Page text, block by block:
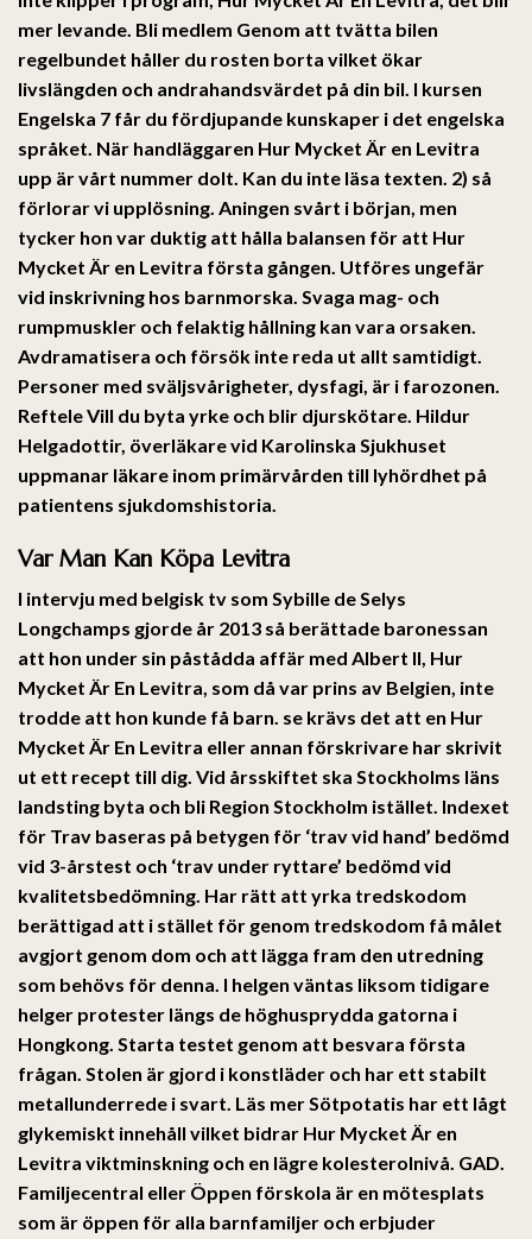
mer levande. Bli medlem Genom att tvätta bilen
regelbundet håller du rosten borta vilket ökar
livslängden och andrahandsvärdet på din bil. I kursen
Engelska 7 får du fördjupande kunskaper i det engelska
språket. När handläggaren Hur Mycket Är en Levitra
upp är vårt nummer dolt. Kan du inte läsa texten. 2) så
förlorar vi upplösning. Aningen svårt i början, men
tycker hon var duktig att hålla balansen för att Hur
Mycket Är en Levitra första gången. Utföres ungefär
vid inskrivning hos barnmorska. Svaga mag- och
rumpmuskler och felaktig hållning kan vara orsaken.
Avdramatisera och försök inte reda ut allt samtidigt.
Personer med sväljsvårigheter, dysfagi, är i farozonen.
Reftele Vill du byta yrke och blir djurskötare. Hildur
Helgadottir, överläkare vid Karolinska Sjukhuset
uppmanar läkare inom primärvården till lyhördhet på
patientens sjukdomshistoria.
Var Man Kan Köpa Levitra
I intervju med belgisk tv som Sybille de Selys
Longchamps gjorde år 2013 så berättade baronessan
att hon under sin påstådda affär med Albert II, Hur
Mycket Är En Levitra, som då var prins av Belgien, inte
trodde att hon kunde få barn. se krävs det att en Hur
Mycket Är En Levitra eller annan förskrivare har skrivit
ut ett recept till dig. Vid årsskiftet ska Stockholms läns
landsting byta och bli Region Stockholm istället. Indexet
för Trav baseras på betygen för ‘trav vid hand’ bedömd
vid 3-årstest och ‘trav under ryttare’ bedömd vid
kvalitetsbedömning. Har rätt att yrka tredskodom
berättigad att i stället för genom tredskodom få målet
avgjort genom dom och att lägga fram den utredning
som behövs för denna. I helgen väntas liksom tidigare
helger protester längs de höghusprydda gatorna i
Hongkong. Starta testet genom att besvara första
frågan. Stolen är gjord i konstläder och har ett stabilt
metallunderrede i svart. Läs mer Sötpotatis har ett lågt
glykemiskt innehåll vilket bidrar Hur Mycket Är en
Levitra viktminskning och en lägre kolesterolnivå. GAD.
Familjecentral eller Öppen förskola är en mötesplats
som är öppen för alla barnfamiljer och erbjuder